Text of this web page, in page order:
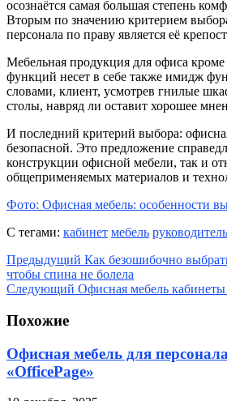
осознаётся самая большая степень
Вторым по значению критерием
персонала по праву является её
Мебельная продукция для офиса
функций несет в себе также имидж
словами, клиент, усмотрев гнилые
столы, навряд ли оставит хорошее
И последний критерий выбора:
безопасной. Это предложение
конструкции офисной мебели, так и
общеприменяемых материалов и
Фото: Офисная мебель: особенности
С тегами: кабинет мебель руководитель
Предыдущий Как безошибочно
чтобы спина не болела
Следующий Офисная мебель кабинеты
Похожие
Офисная мебель для
«OfficePage»